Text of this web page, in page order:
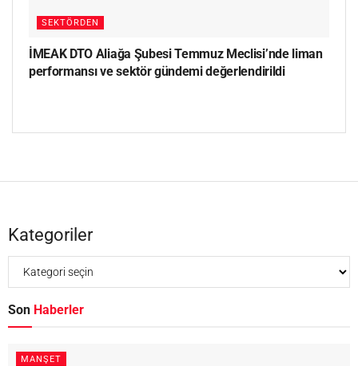
SEKTÖRDEN
İMEAK DTO Aliağa Şubesi Temmuz Meclisi’nde liman
performansı ve sektör gündemi değerlendirildi
Kategoriler
Son Haberler
MANŞET